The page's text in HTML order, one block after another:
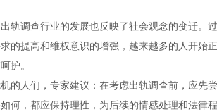
轨调查行业的发展也反映了社会观念的变迁。
的提高和维权意识的增强，越来越多的人开始
护。
的人们，专家建议：在考虑出轨调查前，应先
何，都应保持理性，为后续的情感处理和法律